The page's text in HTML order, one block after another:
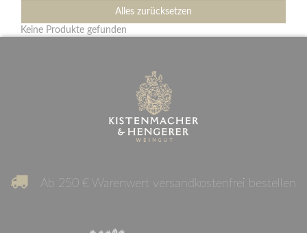
Alles zurücksetzen
Keine Produkte gefunden
Ab 250 € Warenwert versandkostenfrei bestellen